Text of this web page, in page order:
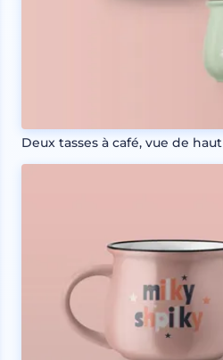
Deux tasses à café, vue de haut